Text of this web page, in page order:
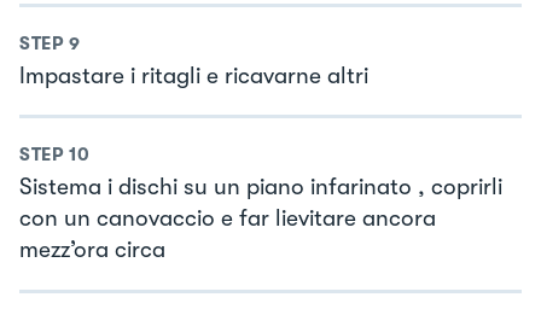
STEP 9
Impastare i ritagli e ricavarne altri
STEP 10
Sistema i dischi su un piano infarinato , coprirli
con un canovaccio e far lievitare ancora
mezz’ora circa